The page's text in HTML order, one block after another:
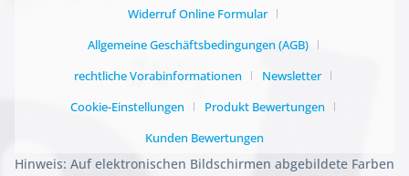
Widerruf Online Formular
Allgemeine Geschäftsbedingungen (AGB)
rechtliche Vorabinformationen
Newsletter
Cookie-Einstellungen
Produkt Bewertungen
Kunden Bewertungen
Hinweis: Auf elektronischen Bildschirmen abgebildete Farben